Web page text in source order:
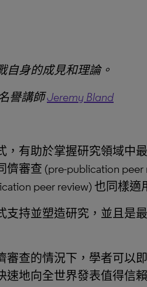
自身的成見和理論。
譽講師Jeremy Bland
，有助於掌握研究領域中
審查 (pre-publication
peer review) 也同樣適
支持並塑造研究，並且是
審查的情況下，學者可以
地向全世界發表值得信